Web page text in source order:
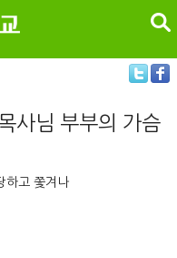
검색
사님 부부의 가슴
하고 쫓겨나